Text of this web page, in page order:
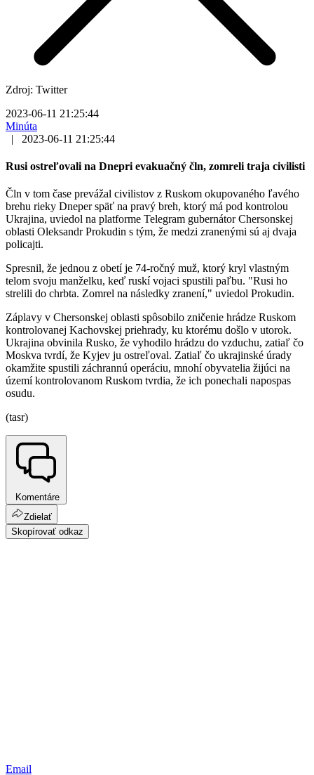
Zdroj: Twitter
2023-06-11 21:25:44
Minúta
|
2023-06-11 21:25:44
Rusi ostreľovali na Dnepri evakuačný čln, zomreli traja civilisti
Čln v tom čase prevážal civilistov z Ruskom okupovaného ľavého
brehu rieky Dneper späť na pravý breh, ktorý má pod kontrolou
Ukrajina, uviedol na platforme Telegram gubernátor Chersonskej
oblasti Oleksandr Prokudin s tým, že medzi zranenými sú aj dvaja
policajti.
Spresnil, že jednou z obetí je 74-ročný muž, ktorý kryl vlastným
telom svoju manželku, keď ruskí vojaci spustili paľbu. "Rusi ho
strelili do chrbta. Zomrel na následky zranení," uviedol Prokudin.
Záplavy v Chersonskej oblasti spôsobilo zničenie hrádze Ruskom
kontrolovanej Kachovskej priehrady, ku ktorému došlo v utorok.
Ukrajina obvinila Rusko, že vyhodilo hrádzu do vzduchu, zatiaľ čo
Moskva tvrdí, že Kyjev ju ostreľoval. Zatiaľ čo ukrajinské úrady
okamžite spustili záchrannú operáciu, mnohí obyvatelia žijúci na
území kontrolovanom Ruskom tvrdia, že ich ponechali napospas
osudu.
(tasr)
Komentáre
Zdielať
Skopírovať odkaz
Email